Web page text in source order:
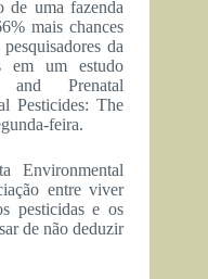
de uma fazenda
mais chances
da
em um estudo
and Prenatal
Pesticides: The
feira.
Environmental
entre viver
pesticidas e os
de não deduzir